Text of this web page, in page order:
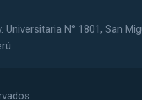
Universitaria N° 1801, San